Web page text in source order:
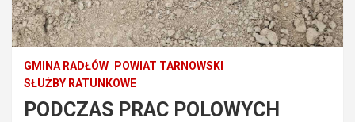
GMINA RADŁÓW
POWIAT TARNOWSKI
SŁUŻBY RATUNKOWE
PODCZAS PRAC POLOWYCH